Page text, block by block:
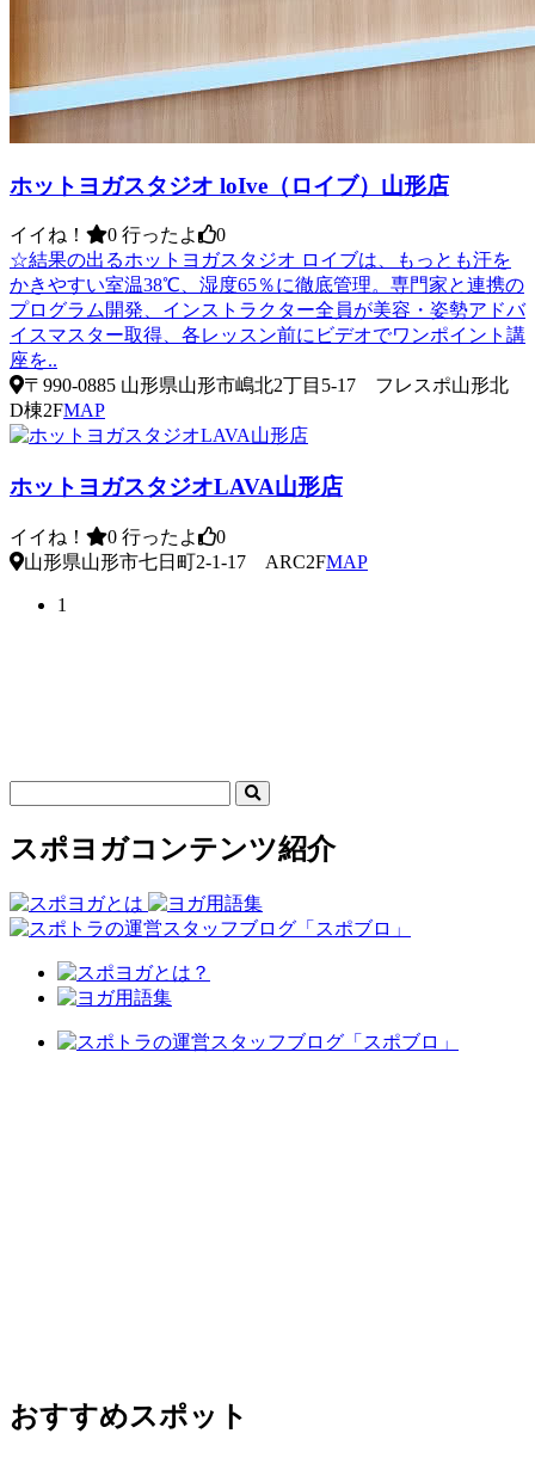
ホットヨガスタジオ loIve（ロイブ）山形店
イイね！ 0 行ったよ
0
☆結果の出るホットヨガスタジオ ロイブは、もっとも汗を
かきやすい室温38℃、湿度65％に徹底管理。専門家と連携の
プログラム開発、インストラクター全員が美容・姿勢アドバ
イスマスター取得、各レッスン前にビデオでワンポイント講
座を..
〒990-0885 山形県山形市嶋北2丁目5-17 フレスポ山形北
D棟2FMAP
ホットヨガスタジオLAVA山形店
イイね！ 0 行ったよ
0
山形県山形市七日町2-1-17 ARC2FMAP
1
スポヨガコンテンツ紹介
おすすめスポット